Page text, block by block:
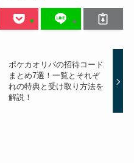
ポケカオリパの招待コード
まとめ7選！一覧とそれぞ
れの特典と受け取り方法を
解説！